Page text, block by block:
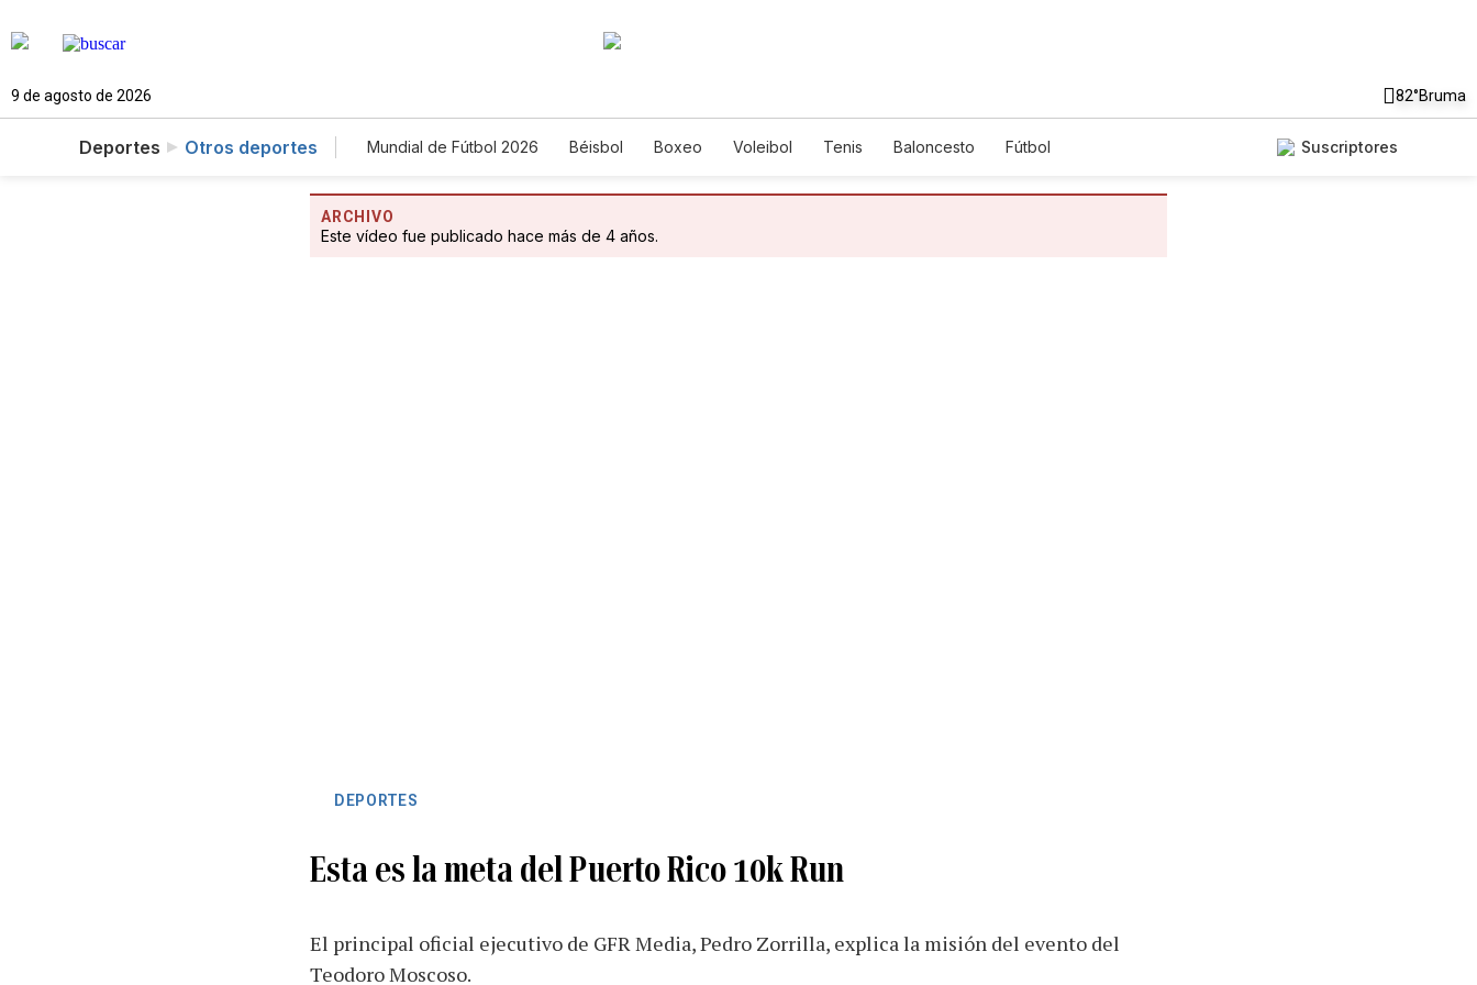
9 de agosto de 2026 82°Bruma
Deportes Otros deportes Mundial de Fútbol 2026 Béisbol Boxeo Voleibol Tenis Baloncesto Fútbol Suscriptores
ARCHIVO
Este vídeo fue publicado hace más de 4 años.
DEPORTES
Esta es la meta del Puerto Rico 10k Run
El principal oficial ejecutivo de GFR Media, Pedro Zorrilla, explica la misión del evento del
Teodoro Moscoso.